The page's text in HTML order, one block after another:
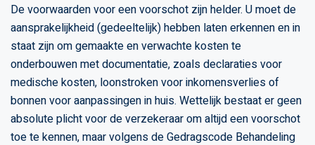
De voorwaarden voor een voorschot zijn helder. U moet de
aansprakelijkheid (gedeeltelijk) hebben laten erkennen en in
staat zijn om gemaakte en verwachte kosten te
onderbouwen met documentatie, zoals declaraties voor
medische kosten, loonstroken voor inkomensverlies of
bonnen voor aanpassingen in huis. Wettelijk bestaat er geen
absolute plicht voor de verzekeraar om altijd een voorschot
toe te kennen, maar volgens de Gedragscode Behandeling